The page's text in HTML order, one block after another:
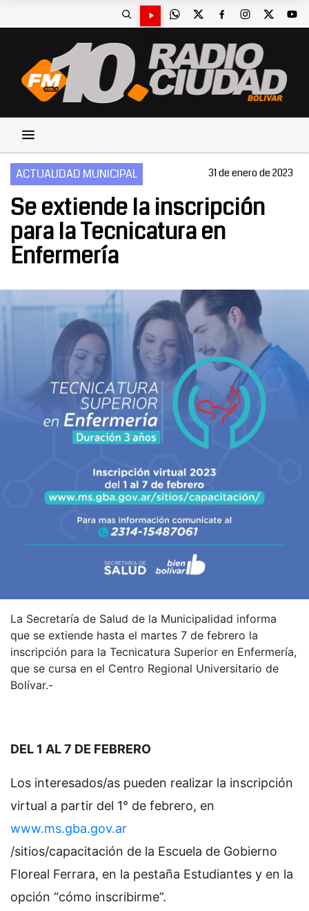
ACTUALIDAD MUNICIPAL 31 de enero de 2023
Se extiende la inscripción
para la Tecnicatura en
Enfermería
La Secretaría de Salud de la Municipalidad informa
que se extiende hasta el martes 7 de febrero la
inscripción para la Tecnicatura Superior en Enfermería,
que se cursa en el Centro Regional Universitario de
Bolívar.-
DEL 1 AL 7 DE FEBRERO
Los interesados/as pueden realizar la inscripción
virtual a partir del 1° de febrero, en
www.ms.gba.gov.ar
/sitios/capacitación de la Escuela de Gobierno
Floreal Ferrara, en la pestaña Estudiantes y en la
opción “cómo inscribirme”.